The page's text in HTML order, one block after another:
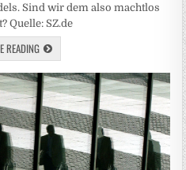
Sind wir dem also machtlos
Quelle: SZ.de
READING